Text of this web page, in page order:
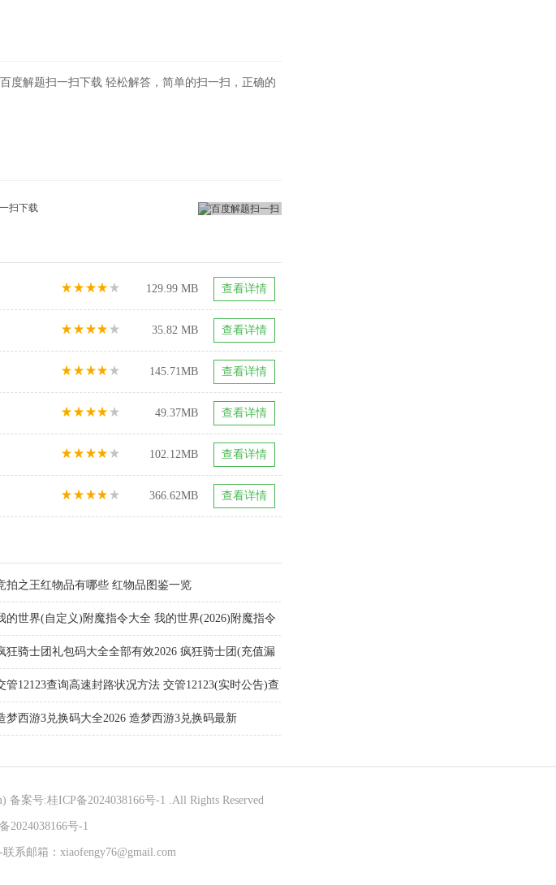
度解题扫一扫下载 轻松解答，简单的扫一扫，正确的
129.99 MB 查看详情
35.82 MB 查看详情
145.71MB 查看详情
49.37MB 查看详情
102.12MB 查看详情
366.62MB 查看详情
拍之王红物品有哪些 红物品图鉴一览
的世界(自定义)附魔指令大全 我的世界(2026)附魔指令
码大全
狂骑士团礼包码大全全部有效2026 疯狂骑士团(充值漏
)礼包码大全全部有效官方分享
管12123查询高速封路状况方法 交管12123(实时公告)查
高速封路最新消息
梦西游3兑换码大全2026 造梦西游3兑换码最新
备案号:桂ICP备2024038166号-1 .All Rights Reserved
2024038166号-1
系邮箱：xiaofengy76@gmail.com